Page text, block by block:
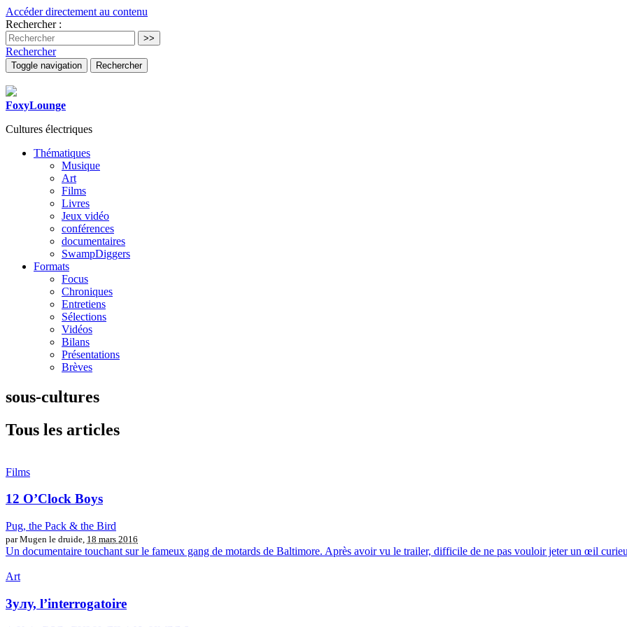
Accéder directement au contenu
Rechercher :
Rechercher
Toggle navigation Rechercher
FoxyLounge
Cultures électriques
Thématiques
Musique
Art
Films
Livres
Jeux vidéo
conférences
documentaires
SwampDiggers
Formats
Focus
Chroniques
Entretiens
Sélections
Vidéos
Bilans
Présentations
Brèves
sous-cultures
Tous les articles
Films
12 O’Clock Boys
Pug, the Pack & the Bird
par Mugen le druide, 18 mars 2016
Un documentaire touchant sur le fameux gang de motards de Baltimore. Après avoir vu le trailer, difficile de ne pas vouloir jeter un œil
Art
3улу, l’interrogatoire